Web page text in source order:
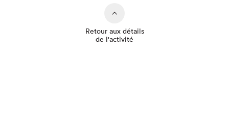
Retour aux détails
de l'activité